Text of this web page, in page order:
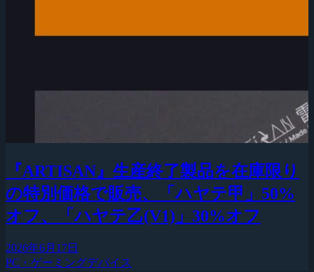
『ARTISAN』生産終了製品を在庫限り
の特別価格で販売、「ハヤテ甲」50%
オフ、「ハヤテ乙(V1)」30%オフ
2026年6月17日
PC・ゲーミングデバイス